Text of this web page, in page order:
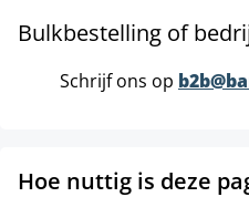
Bulkbestelling of
Schrijf ons op
Hoe nuttig is deze